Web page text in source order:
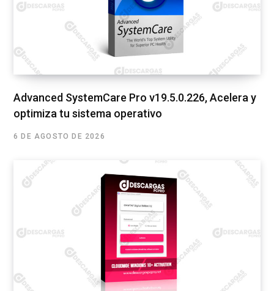
Advanced SystemCare Pro v19.5.0.226, Acelera y
optimiza tu sistema operativo
6 DE AGOSTO DE 2026